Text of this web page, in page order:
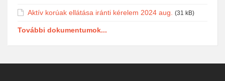
Aktív korúak ellátása iránti kérelem 2024 aug. (31 kB)
További dokumentumok...